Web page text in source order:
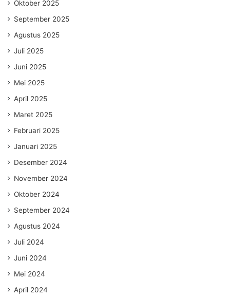
Oktober 2025
September 2025
Agustus 2025
Juli 2025
Juni 2025
Mei 2025
April 2025
Maret 2025
Februari 2025
Januari 2025
Desember 2024
November 2024
Oktober 2024
September 2024
Agustus 2024
Juli 2024
Juni 2024
Mei 2024
April 2024